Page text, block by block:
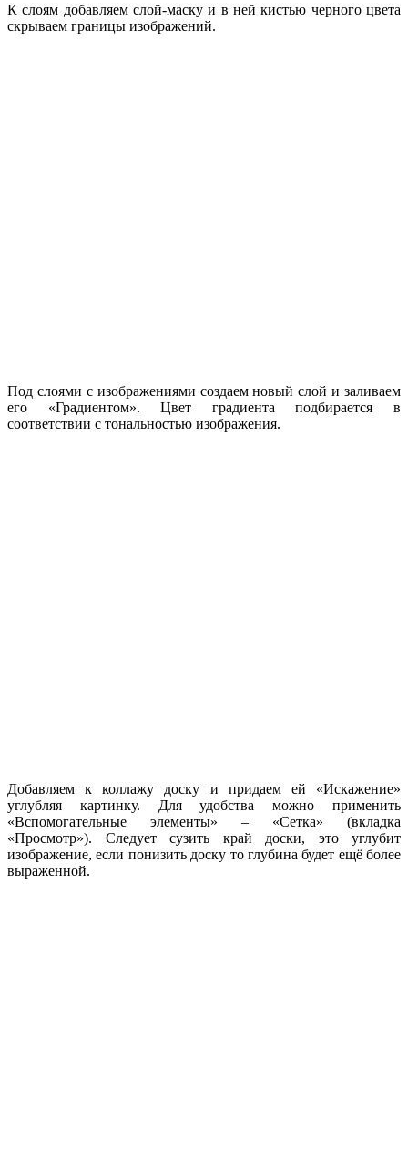
К слоям добавляем слой-маску и в ней кистью черного цвета
скрываем границы изображений.
Под слоями с изображениями создаем новый слой и заливаем
его «Градиентом». Цвет градиента подбирается в
соответствии с тональностью изображения.
Добавляем к коллажу доску и придаем ей «Искажение»
углубляя картинку. Для удобства можно применить
«Вспомогательные элементы» – «Сетка» (вкладка
«Просмотр»). Следует сузить край доски, это углубит
изображение, если понизить доску то глубина будет ещё более
выраженной.